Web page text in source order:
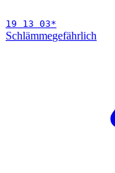
19 13 03*
Schlämmegefährlich